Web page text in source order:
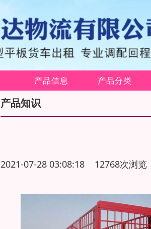
产品信息 产品分类
产品知识
2021-07-28 03:08:18 12768次浏览